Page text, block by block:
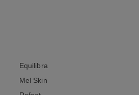
Equilibra
Mel Skin